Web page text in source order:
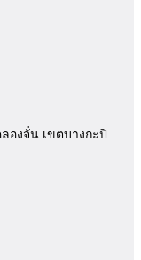
องจั่น เขตบางกะปิ